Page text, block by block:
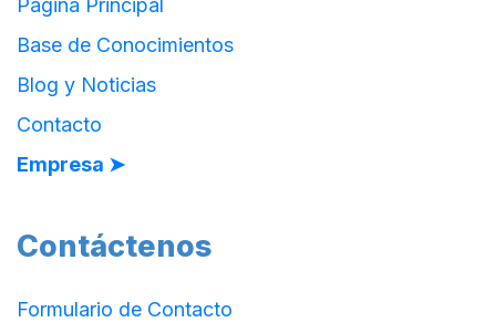
Página Principal
Base de Conocimientos
Blog y Noticias
Contacto
Empresa ➤
Contáctenos
Formulario de Contacto